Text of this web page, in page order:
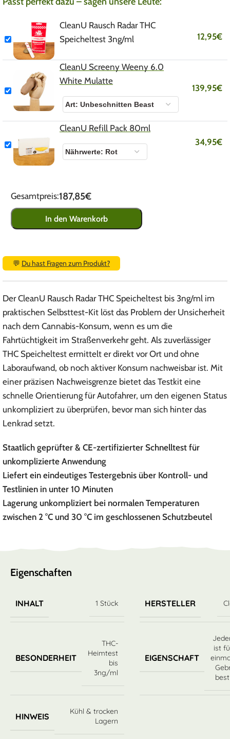
CleanU Rausch Radar THC
Speicheltest 3ng/ml
12,95€
CleanU Screeny Weeny 6.0
White Mulatte
139,95€
CleanU Refill Pack 80ml
34,95€
Gesamtpreis:187,85€
In den Warenkorb
💬 Du hast Fragen zum Produkt?
Der CleanU Rausch Radar THC Speicheltest bis 3ng/ml im
praktischen Selbsttest-Kit löst das Problem der Unsicherheit
nach dem Cannabis-Konsum, wenn es um die
Fahrtüchtigkeit im Straßenverkehr geht. Als zuverlässiger
THC Speicheltest ermittelt er direkt vor Ort und ohne
Laboraufwand, ob noch aktiver Konsum nachweisbar ist. Mit
einer präzisen Nachweisgrenze bietet das Testkit eine
schnelle Orientierung für Autofahrer, um den eigenen Status
unkompliziert zu überprüfen, bevor man sich hinter das
Lenkrad setzt.
Staatlich geprüfter & CE-zertifizierter Schnelltest für
unkomplizierte Anwendung
Liefert ein eindeutiges Testergebnis über Kontroll- und
Testlinien in unter 10 Minuten
Lagerung unkompliziert bei normalen Temperaturen
zwischen 2 °C und 30 °C im geschlossenen Schutzbeutel
Eigenschaften
INHALT 1 Stück HERSTELLER
BESONDERHEIT
THC-
Heimtest
bis
3ng/ml
EIGENSCHAFT
ist
HINWEIS
Kühl & trocken
Lagern